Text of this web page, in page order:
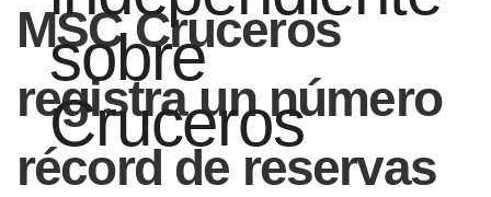
MSC Cruceros
registra un número
récord de reservas